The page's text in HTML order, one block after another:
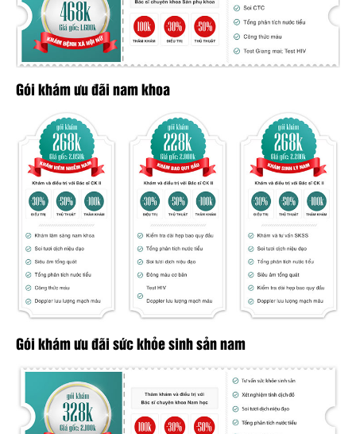
Gói khám ưu đãi nam khoa
Gói khám ưu đãi sức khỏe sinh sản nam